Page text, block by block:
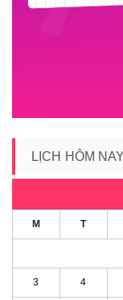
LỊCH HÔM NAY
M T
3 4